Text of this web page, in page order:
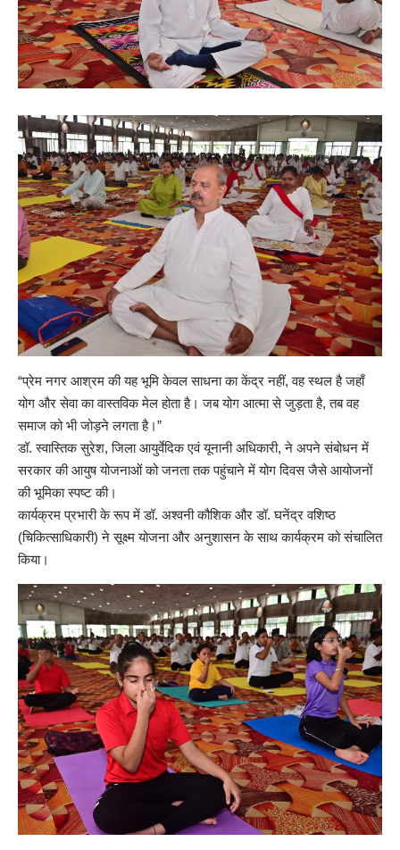
“प्रेम नगर आश्रम की यह भूमि केवल साधना का केंद्र नहीं, वह स्थल है जहाँ
योग और सेवा का वास्तविक मेल होता है। जब योग आत्मा से जुड़ता है, तब वह
समाज को भी जोड़ने लगता है।”
डॉ. स्वास्तिक सुरेश, जिला आयुर्वेदिक एवं यूनानी अधिकारी, ने अपने संबोधन में
सरकार की आयुष योजनाओं को जनता तक पहुंचाने में योग दिवस जैसे आयोजनों
की भूमिका स्पष्ट की।
कार्यक्रम प्रभारी के रूप में डॉ. अश्वनी कौशिक और डॉ. घनेंद्र वशिष्ठ
(चिकित्साधिकारी) ने सूक्ष्म योजना और अनुशासन के साथ कार्यक्रम को संचालित
किया।